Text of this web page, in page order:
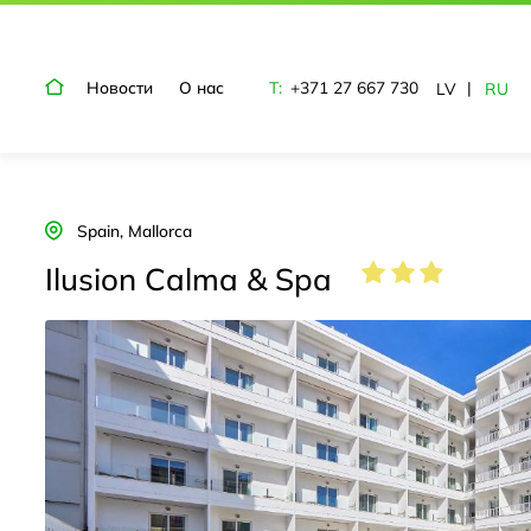
Новости О нас T: +371 27 667 730 LV RU
Spain, Mallorca
Ilusion Calma & Spa